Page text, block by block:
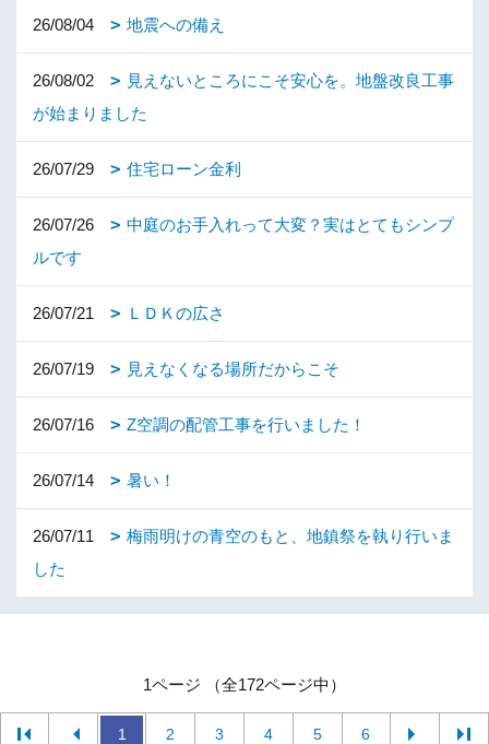
26/08/04 地震への備え
26/08/02
見えないところにこそ安心を。地盤改良工事
が始まりました
26/07/29 住宅ローン金利
26/07/26
中庭のお手入れって大変？実はとてもシンプ
ルです
26/07/21 ＬＤＫの広さ
26/07/19 見えなくなる場所だからこそ
26/07/16 Z空調の配管工事を行いました！
26/07/14 暑い！
26/07/11
梅雨明けの青空のもと、地鎮祭を執り行いま
した
1ページ （全172ページ中）
1 2 3 4 5 6